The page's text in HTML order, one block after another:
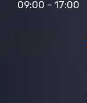
09:00 – 17:00